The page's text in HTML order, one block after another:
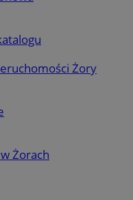
Żory
Żorach